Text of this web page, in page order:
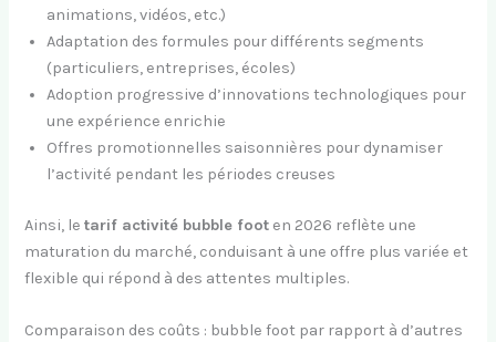
animations, vidéos, etc.)
Adaptation des formules pour différents segments
(particuliers, entreprises, écoles)
Adoption progressive d’innovations technologiques pour
une expérience enrichie
Offres promotionnelles saisonnières pour dynamiser
l’activité pendant les périodes creuses
Ainsi, letarif activité bubble foot en 2026 reflète une
maturation du marché, conduisant à une offre plus variée et
flexible qui répond à des attentes multiples.
Comparaison des coûts : bubble foot par rapport à d’autres